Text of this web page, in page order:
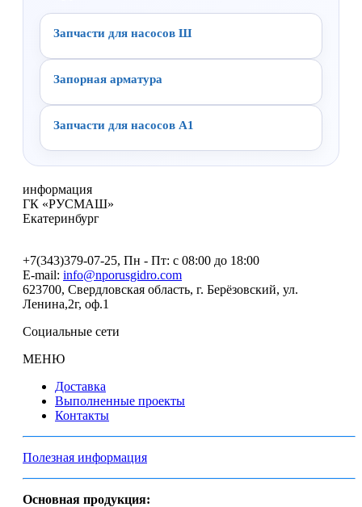
Запчасти для насосов Ш
Запорная арматура
Запчасти для насосов А1
информация
ГК «РУСМАШ»
Екатеринбург
+7(343)379-07-25, Пн - Пт: с 08:00 до 18:00
E-mail: info@nporusgidro.com
623700, Свердловская область, г. Берёзовский, ул.
Ленина,2г, оф.1
Социальные сети
МЕНЮ
Доставка
Выполненные проекты
Контакты
Полезная информация
Основная продукция: